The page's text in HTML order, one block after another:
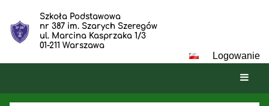
Szkoła Podstawowa
nr 387 im. Szarych Szeregów
ul. Marcina Kasprzaka 1/3
01-211 Warszawa
Logowanie